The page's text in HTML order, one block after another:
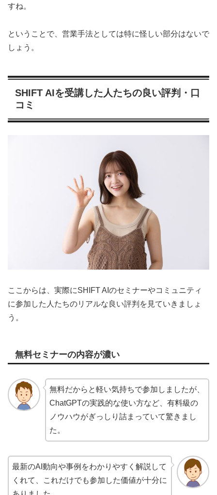
すね。
ということで、営業手法としては特に怪しい部分はないで
しょう。
SHIFT AIを受講した人たちの良い評判・口
コミ
ここからは、実際にSHIFT AIのセミナーやコミュニティ
に参加した人たちのリアルな良い評判を見ていきましょ
う。
無料セミナーの内容が濃い
無料だからと軽い気持ちで参加しましたが、
ChatGPTの実践的な使い方など、有料級の
ノウハウがぎっしり詰まっていて驚きまし
た。
最新のAI動向や事例をわかりやすく解説して
くれて、これだけでも参加した価値が十分に